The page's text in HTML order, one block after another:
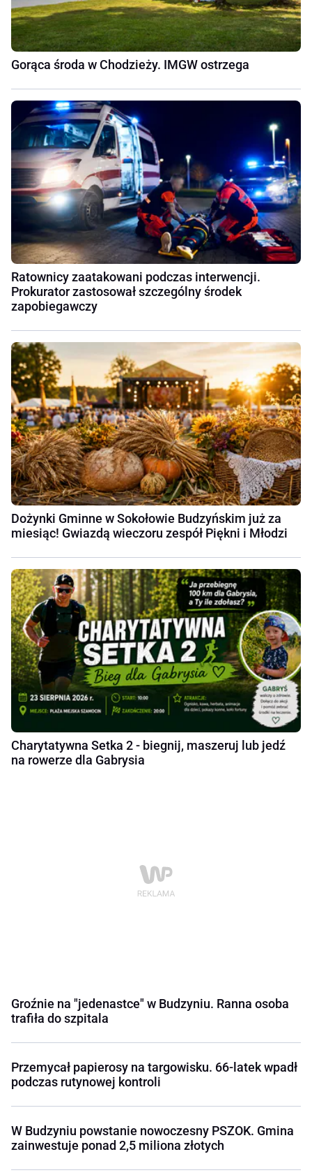
Gorąca środa w Chodzieży. IMGW ostrzega
Ratownicy zaatakowani podczas interwencji.
Prokurator zastosował szczególny środek
zapobiegawczy
Dożynki Gminne w Sokołowie Budzyńskim już za
miesiąc! Gwiazdą wieczoru zespół Piękni i Młodzi
Charytatywna Setka 2 - biegnij, maszeruj lub jedź
na rowerze dla Gabrysia
Groźnie na "jedenastce" w Budzyniu. Ranna osoba
trafiła do szpitala
Przemycał papierosy na targowisku. 66-latek wpadł
podczas rutynowej kontroli
W Budzyniu powstanie nowoczesny PSZOK. Gmina
zainwestuje ponad 2,5 miliona złotych